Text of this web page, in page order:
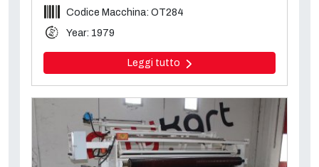
Codice Macchina: OT284
Year: 1979
Leggi tutto